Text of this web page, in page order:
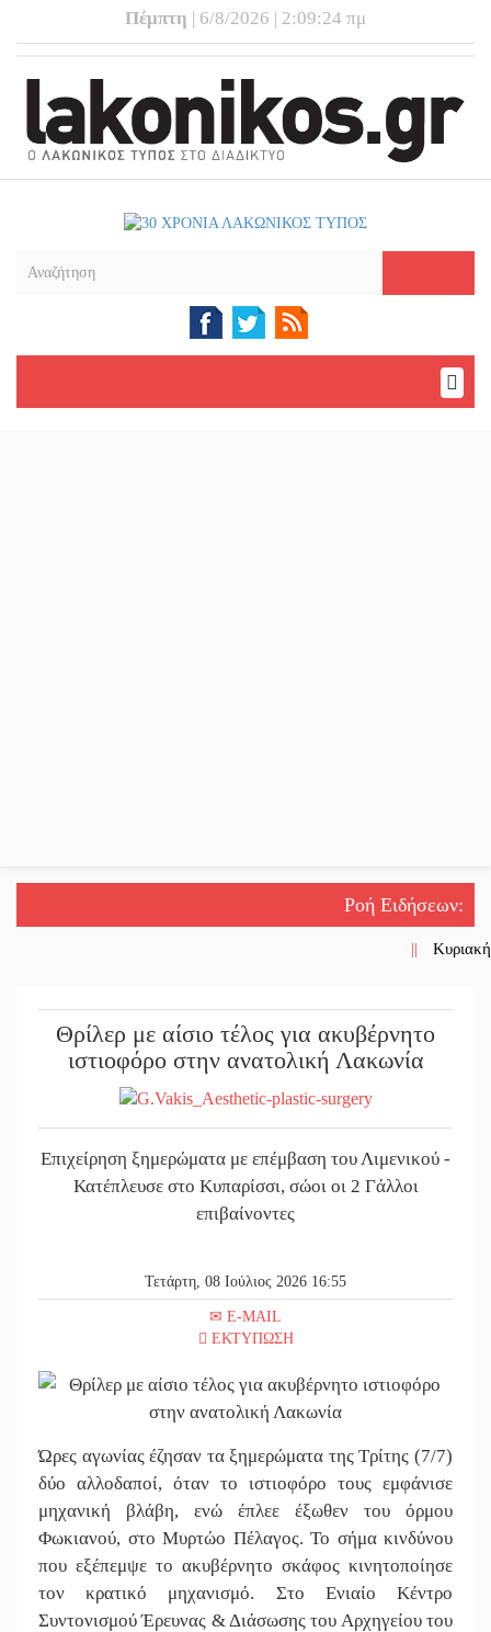
Πέμπτη | 6/8/2026 | 2:09:25 πμ
Ροή Ειδήσεων:
||
||
|| Στη
|| Δεν
||
||
|| Και ο
|| Εντολή
|| Ασίστ
Στον
Θρίλερ με αίσιο τέλος για ακυβέρνητο
ιστιοφόρο στην ανατολική Λακωνία
Επιχείρηση ξημερώματα με επέμβαση του Λιμενικού -
Κατέπλευσε στο Κυπαρίσσι, σώοι οι 2 Γάλλοι
επιβαίνοντες
Τετάρτη, 08 Ιούλιος 2026 16:55
E-MAIL
ΕΚΤΥΠΩΣΗ
Ώρες αγωνίας έζησαν τα ξημερώματα της Τρίτης (7/7)
δύο αλλοδαποί, όταν το ιστιοφόρο τους εμφάνισε
μηχανική βλάβη, ενώ έπλεε έξωθεν του όρμου
Φωκιανού, στο Μυρτώο Πέλαγος. Το σήμα κινδύνου
που εξέπεμψε το ακυβέρνητο σκάφος κινητοποίησε
τον κρατικό μηχανισμό. Στο Ενιαίο Κέντρο
Συντονισμού Έρευνας & Διάσωσης του Αρχηγείου του